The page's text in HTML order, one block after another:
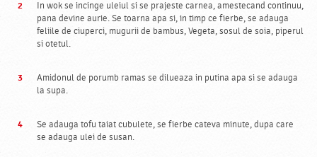
In wok se incinge uleiul si se prajeste carnea, amestecand continuu,
pana devine aurie. Se toarna apa si, in timp ce fierbe, se adauga
feliile de ciuperci, mugurii de bambus, Vegeta, sosul de soia, piperul
si otetul.
Amidonul de porumb ramas se dilueaza in putina apa si se adauga
la supa.
Se adauga tofu taiat cubulete, se fierbe cateva minute, dupa care
se adauga ulei de susan.